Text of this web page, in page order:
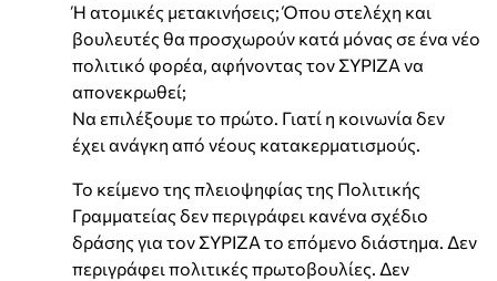
Ή ατομικές μετακινήσεις; Όπου στελέχη και
βουλευτές θα προσχωρούν κατά μόνας σε ένα νέο
πολιτικό φορέα, αφήνοντας τον ΣΥΡΙΖΑ να
απονεκρωθεί;
Να επιλέξουμε το πρώτο. Γιατί η κοινωνία δεν
έχει ανάγκη από νέους κατακερματισμούς.
Το κείμενο της πλειοψηφίας της Πολιτικής
Γραμματείας δεν περιγράφει κανένα σχέδιο
δράσης για τον ΣΥΡΙΖΑ το επόμενο διάστημα. Δεν
περιγράφει πολιτικές πρωτοβουλίες. Δεν